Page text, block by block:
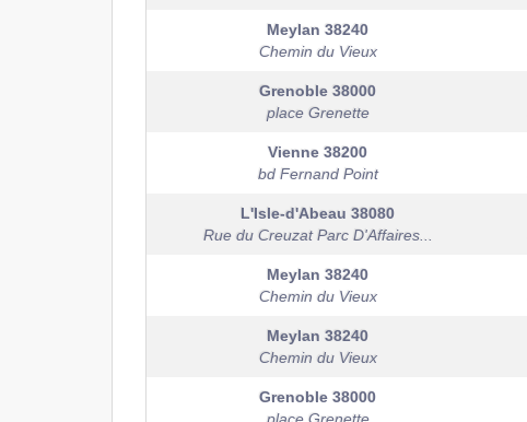
Meylan 38240
Chemin du Vieux
Grenoble 38000
place Grenette
Vienne 38200
bd Fernand Point
L'Isle-d'Abeau 38080
Rue du Creuzat Parc D'Affaires...
Meylan 38240
Chemin du Vieux
Meylan 38240
Chemin du Vieux
Grenoble 38000